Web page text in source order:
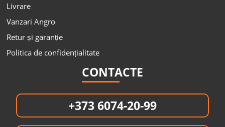
Livrare
Vanzari Angro
Retur și garanție
Politica de confidențialitate
CONTACTE
+373 6074-20-99